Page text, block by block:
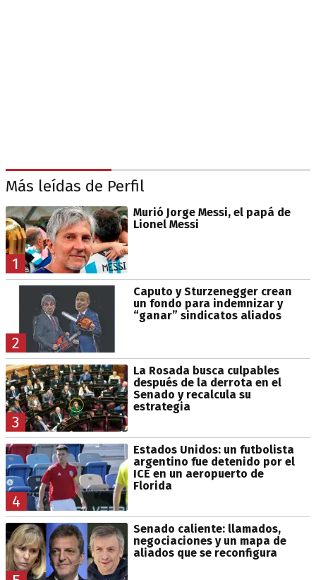
Más leídas de Perfil
1
Murió Jorge Messi, el papá de
Lionel Messi
2
Caputo y Sturzenegger crean
un fondo para indemnizar y
“ganar” sindicatos aliados
3
La Rosada busca culpables
después de la derrota en el
Senado y recalcula su
estrategia
4
Estados Unidos: un futbolista
argentino fue detenido por el
ICE en un aeropuerto de
Florida
Senado caliente: llamados,
negociaciones y un mapa de
aliados que se reconfigura